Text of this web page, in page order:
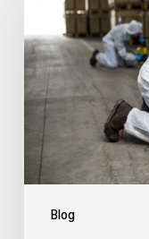
Blog
trasteros
en
Alcorcón:
punto
entrada
más
común